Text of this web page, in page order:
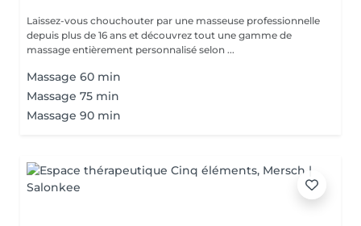
Laissez-vous chouchouter par une masseuse professionnelle
depuis plus de 16 ans et découvrez tout une gamme de
massage entièrement personnalisé selon ...
Massage 60 min
Massage 75 min
Massage 90 min